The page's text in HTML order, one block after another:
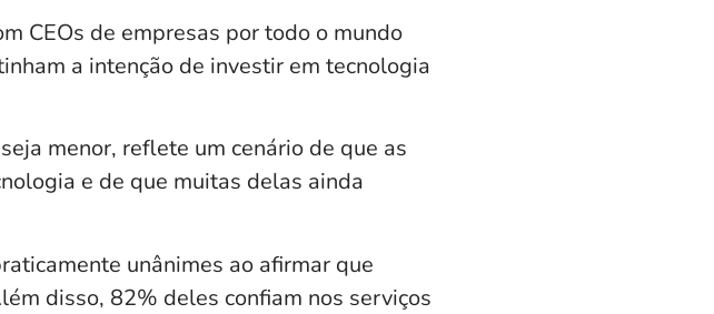
CEOs de empresas por todo o mundo
a intenção de investir em tecnologia
menor, reflete um cenário de que as
e de que muitas delas ainda
unânimes ao afirmar que
disso, 82% deles confiam nos serviços